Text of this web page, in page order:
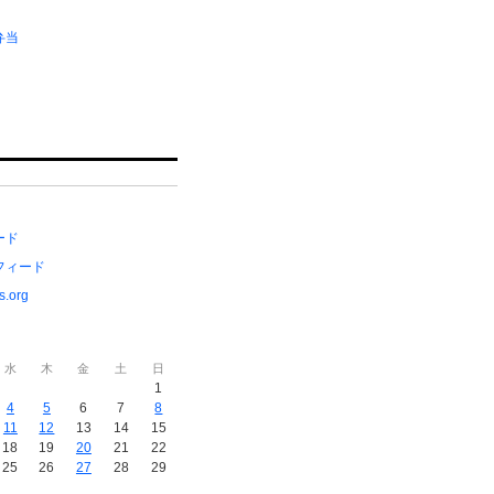
当
ド
ィード
水 木 金 土 日
1
4 5 6 7
8
11 12 13 14
15
18 19 20 21
22
25 26 27 28
29